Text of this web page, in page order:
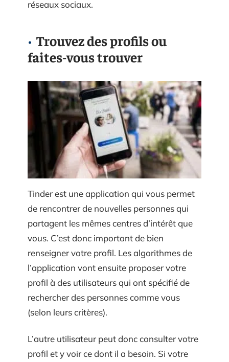
réseaux sociaux.
Trouvez des profils ou
faites-vous trouver
Tinder est une application qui vous permet
de rencontrer de nouvelles personnes qui
partagent les mêmes centres d’intérêt que
vous. C’est donc important de bien
renseigner votre profil. Les algorithmes de
l’application vont ensuite proposer votre
profil à des utilisateurs qui ont spécifié de
rechercher des personnes comme vous
(selon leurs critères).
L’autre utilisateur peut donc consulter votre
profil et y voir ce dont il a besoin. Si votre